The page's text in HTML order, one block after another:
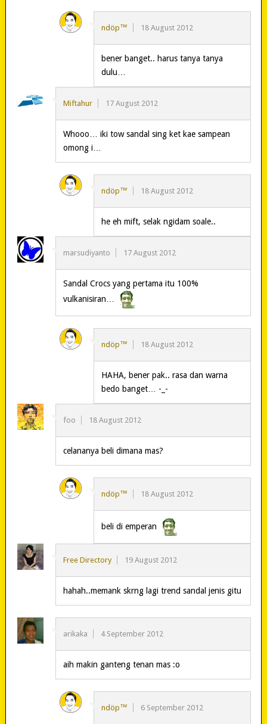
ndöp™ 18 August 2012
bener banget.. harus tanya tanya
dulu…
Miftahur 17 August 2012
Whooo… iki tow sandal sing ket kae sampean
omong i…
ndöp™ 18 August 2012
he eh mift, selak ngidam soale..
marsudiyanto 17 August 2012
Sandal Crocs yang pertama itu 100%
vulkanisiran…
ndöp™ 18 August 2012
HAHA, bener pak.. rasa dan warna
bedo banget… -_-
foo 18 August 2012
celananya beli dimana mas?
ndöp™ 18 August 2012
beli di emperan
Free Directory 19 August 2012
hahah..memank skrng lagi trend sandal jenis gitu
arikaka 4 September 2012
aih makin ganteng tenan mas :o
ndöp™ 6 September 2012